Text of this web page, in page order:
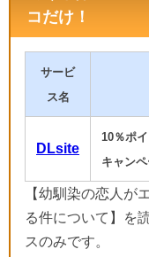
コだけ！
サービ
ス名
DLsite
10％ポ
キャン
【幼馴染の恋人が
る件について】を
スのみです。